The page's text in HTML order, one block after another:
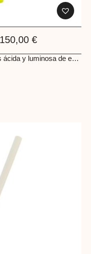
150,00 €
estética street. Perfecta
colección de art toys